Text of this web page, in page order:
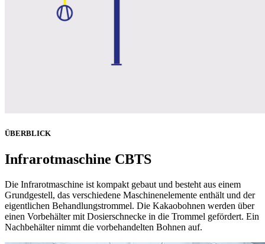
ÜBERBLICK
Infrarotmaschine CBTS
Die Infrarotmaschine ist kompakt gebaut und besteht aus einem
Grundgestell, das verschiedene Maschinenelemente enthält und der
eigentlichen Behandlungstrommel. Die Kakaobohnen werden über
einen Vorbehälter mit Dosierschnecke in die Trommel gefördert. Ein
Nachbehälter nimmt die vorbehandelten Bohnen auf.